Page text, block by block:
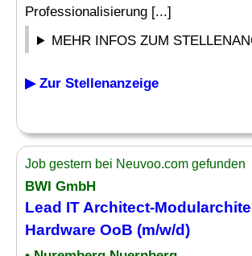
Professionalisierung [...]
MEHR INFOS ZUM
▶ Zur Stellenanzeige
Job gestern bei Neuvoo.com gefunden
BWI GmbH
Lead IT Architect-
Hardware OoB (m/w/d)